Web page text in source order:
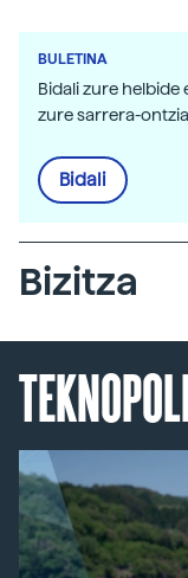
BULETINA
Bidali zure
zure sarrera-
Bidali
Bizitza